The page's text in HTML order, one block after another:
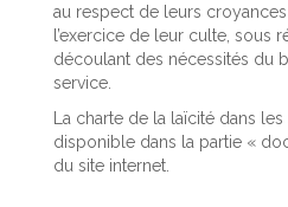
au respect de leurs
l’exercice de leur culte, sous
découlant des nécessités du
service.
La charte de la laïcité dans
disponible dans la partie «
du site internet.